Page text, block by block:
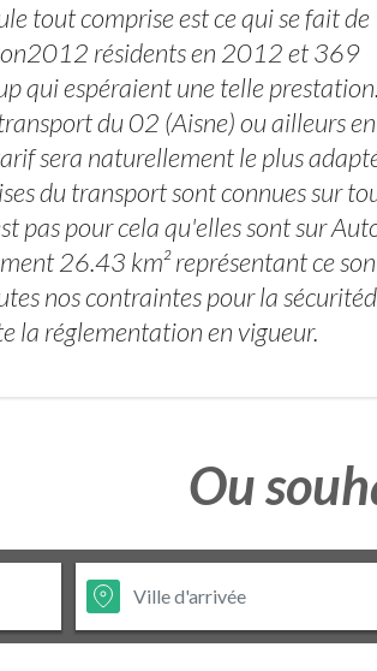
tout comprise est ce qui se fait de
résidents en 2012 et 369
qui espéraient une telle prestation.
du 02 (Aisne) ou ailleurs en
sera naturellement le plus
du transport sont connues sur
pas pour cela qu'elles sont sur
26.43 km² représentant ce
nos contraintes pour la
la réglementation en vigueur.
Ou